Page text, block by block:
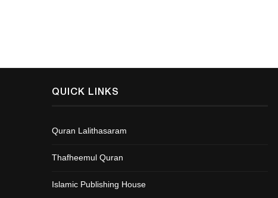
QUICK LINKS
Quran Lalithasaram
Thafheemul Quran
Islamic Publishing House